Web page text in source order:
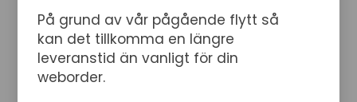
På grund av vår pågående flytt så
kan det tillkomma en längre
leveranstid än vanligt för din
weborder.